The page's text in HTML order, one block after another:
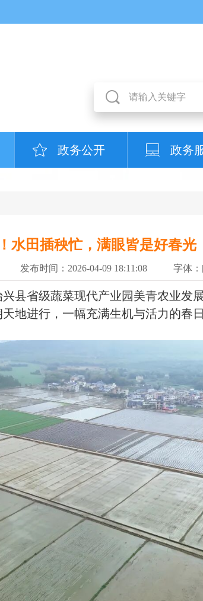
政务公开 政务
水田插秧忙，满眼皆是好春光
发布时间：2026-04-09 18:11:08 字体
省级蔬菜现代产业园美青农业发
地进行，一幅充满生机与活力的春